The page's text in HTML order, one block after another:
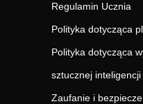
Regulamin Ucznia
Polityka dotycząca
Polityka dotycząca
sztucznej inteligencji
Zaufanie i